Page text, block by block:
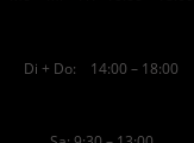
Di + Do: 14:00 – 18:00